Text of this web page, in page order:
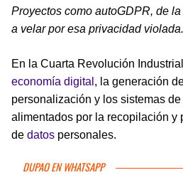
Proyectos como autoGDPR, de
a velar por esa privacidad violada.
En la Cuarta Revolución
economía digital , la generación
personalización y los sistemas
alimentados por la recopilación y
de datos personales.
DUPAO EN WHATSAPP